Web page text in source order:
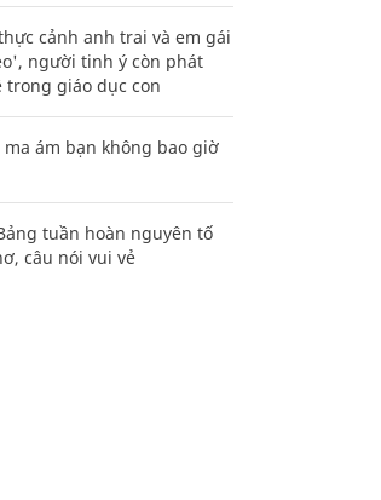
cảnh anh trai và em gái
người tinh ý còn phát
trong giáo dục con
ám bạn không bao giờ
tuần hoàn nguyên tố
câu nói vui vẻ